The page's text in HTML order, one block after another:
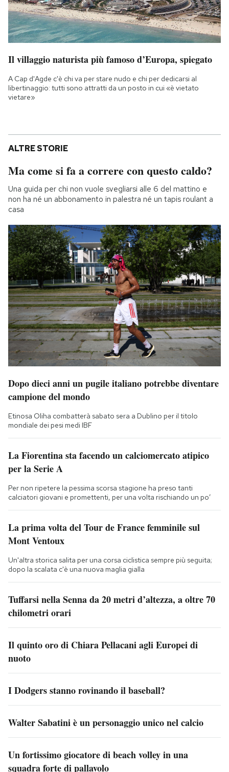
Il villaggio naturista più famoso d’Europa, spiegato
A Cap d'Agde c'è chi va per stare nudo e chi per dedicarsi al
libertinaggio: tutti sono attratti da un posto in cui «è vietato
vietare»
ALTRE STORIE
Ma come si fa a correre con questo caldo?
Una guida per chi non vuole svegliarsi alle 6 del mattino e
non ha né un abbonamento in palestra né un tapis roulant a
casa
Dopo dieci anni un pugile italiano potrebbe diventare
campione del mondo
Etinosa Oliha combatterà sabato sera a Dublino per il titolo
mondiale dei pesi medi IBF
La Fiorentina sta facendo un calciomercato atipico
per la Serie A
Per non ripetere la pessima scorsa stagione ha preso tanti
calciatori giovani e promettenti, per una volta rischiando un po’
La prima volta del Tour de France femminile sul
Mont Ventoux
Un'altra storica salita per una corsa ciclistica sempre più seguita;
dopo la scalata c'è una nuova maglia gialla
Tuffarsi nella Senna da 20 metri d’altezza, a oltre 70
chilometri orari
Il quinto oro di Chiara Pellacani agli Europei di
nuoto
I Dodgers stanno rovinando il baseball?
Walter Sabatini è un personaggio unico nel calcio
Un fortissimo giocatore di beach volley in una
squadra forte di pallavolo